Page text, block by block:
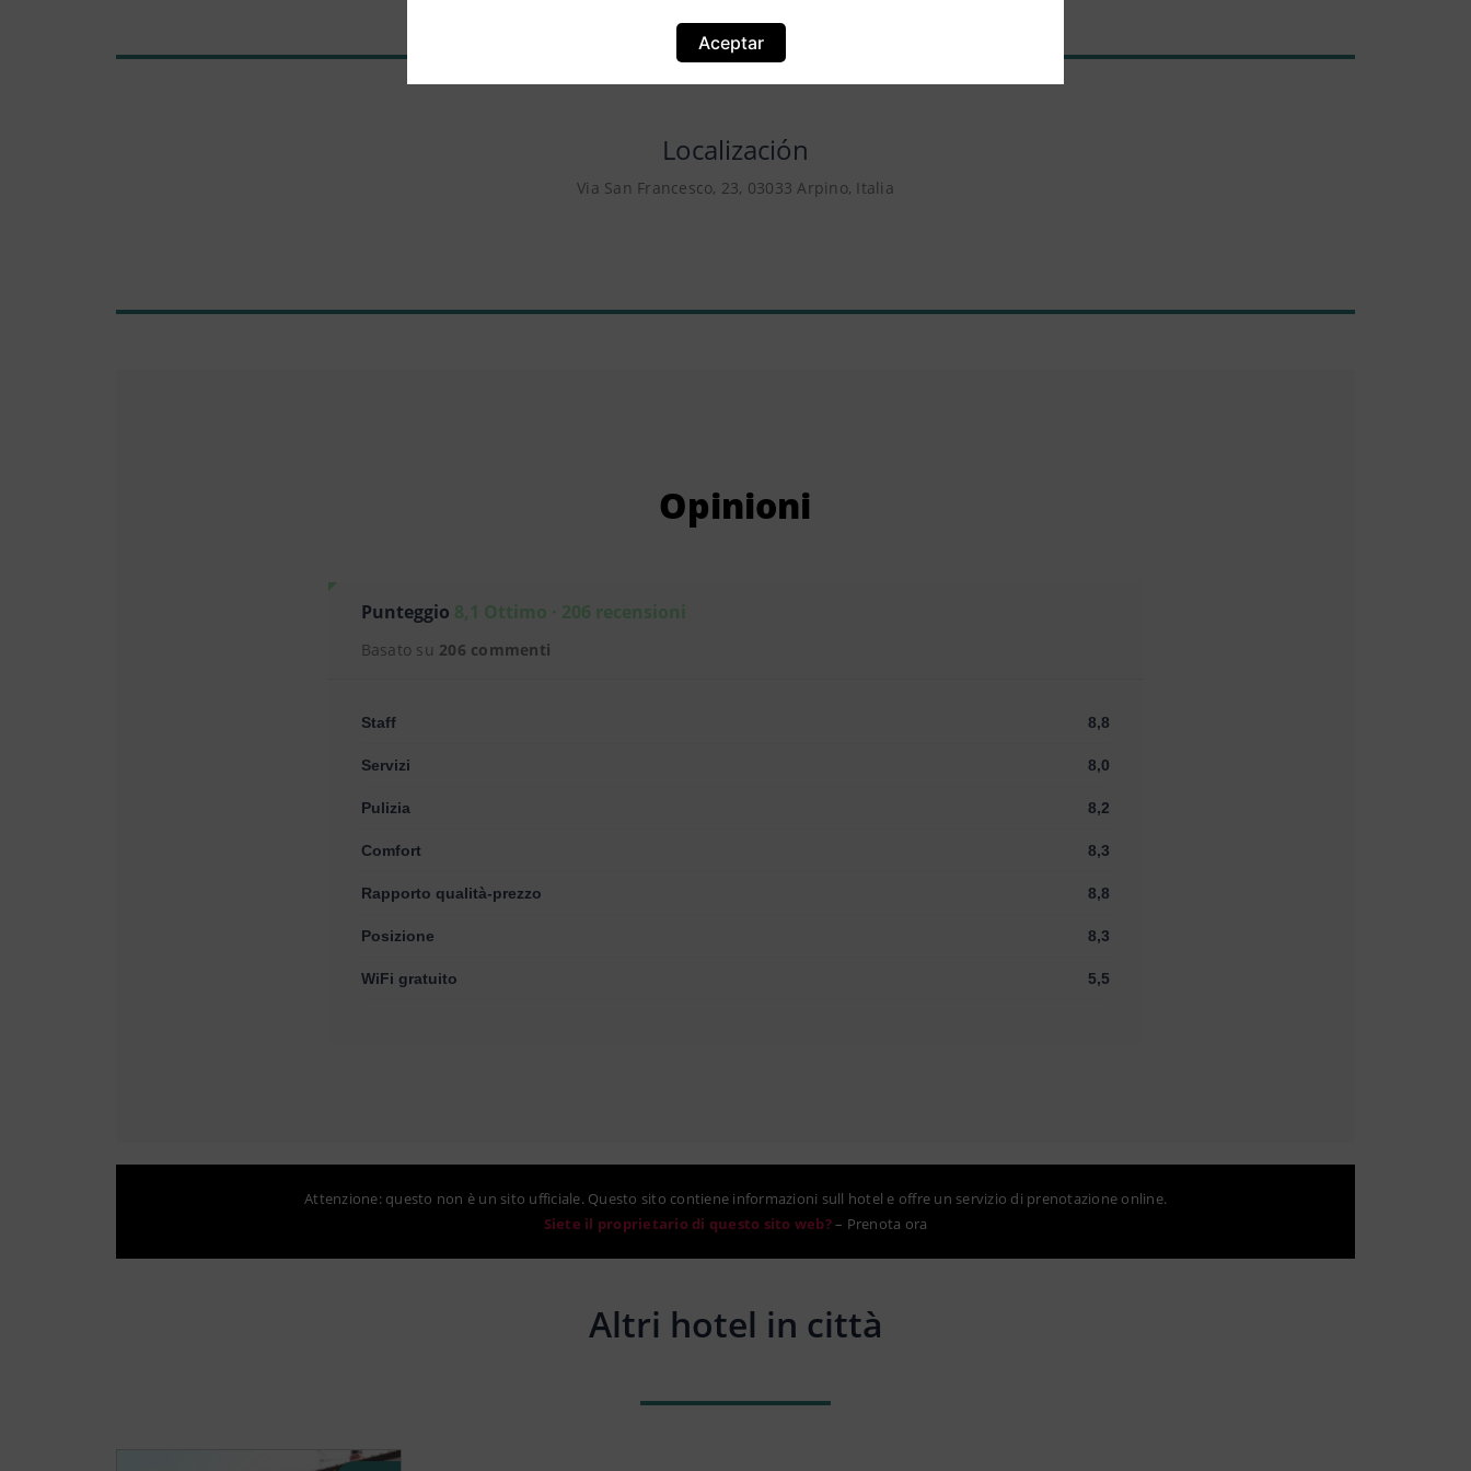
Localización
Via San Francesco, 23, 03033 Arpino, Italia
Opinioni
Punteggio 8,1 Ottimo · 206 recensioni
Basato su 206 commenti
Staff 8,8
Servizi 8,0
Pulizia 8,2
Comfort 8,3
Rapporto qualità-prezzo 8,8
Posizione 8,3
WiFi gratuito 5,5
Attenzione: questo non è un sito ufficiale. Questo sito contiene informazioni sull hotel e offre un servizio di prenotazione online.
Siete il proprietario di questo sito web?– Prenota ora
Altri hotel in città
Aceptar